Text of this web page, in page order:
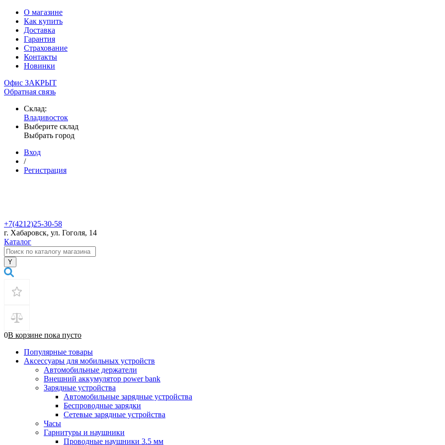
О магазине
Как купить
Доставка
Гарантия
Страхование
Контакты
Новинки
Офис ЗАКРЫТ
Обратная связь
Склад:
Владивосток
Выберите склад
Выбрать город
Вход
/
Регистрация
+7(4212)25-30-58
г. Хабаровск, ул. Гоголя, 14
Каталог
0В корзине пока пусто
Популярные товары
Аксессуары для мобильных устройств
Автомобильные держатели
Внешний аккумулятор power bank
Зарядные устройства
Автомобильные зарядные устройства
Беспроводные зарядки
Сетевые зарядные устройства
Часы
Гарнитуры и наушники
Проводные наушники 3.5 мм